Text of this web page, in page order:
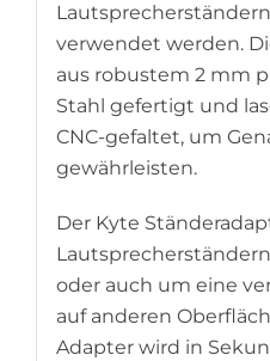
verwendet werden.
aus robustem 2 mm
Stahl gefertigt und
CNC-gefaltet, um
gewährleisten.
Der Kyte
oder auch um eine
auf anderen
Adapter wird in